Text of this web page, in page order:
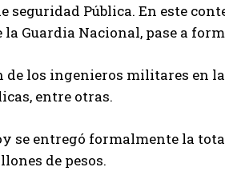
seguridad Pública. En este
Guardia Nacional, pase a
los ingenieros militares en
entre otras.
se entregó formalmente la
de pesos.